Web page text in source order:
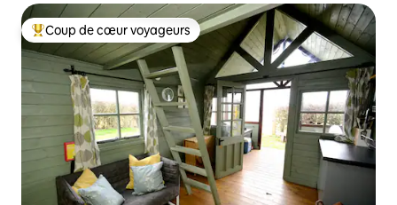
Coups de cœur voyageurs les plus appréciés
Coup de cœur voyageurs